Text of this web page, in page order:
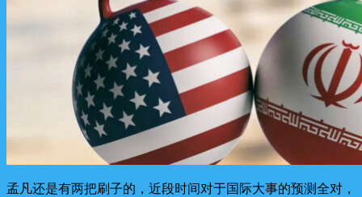
孟凡还是有两把刷子的，近段时间对于国际大事的预测全对，